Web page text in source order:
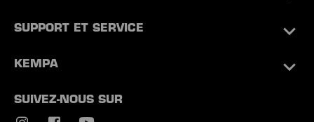
SUPPORT ET SERVICE
KEMPA
SUIVEZ-NOUS SUR